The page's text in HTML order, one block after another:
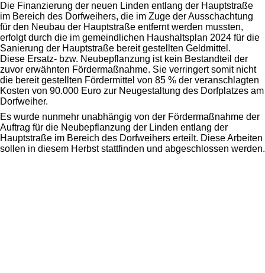
Die Finanzierung der neuen Linden entlang der Hauptstraße
im Bereich des Dorfweihers, die im Zuge der Ausschachtung
für den Neubau der Hauptstraße entfernt werden mussten,
erfolgt durch die im gemeindlichen Haushaltsplan 2024 für die
Sanierung der Hauptstraße bereit gestellten Geldmittel.
Diese Ersatz- bzw. Neubepflanzung ist kein Bestandteil der
zuvor erwähnten Fördermaßnahme. Sie verringert somit nicht
die bereit gestellten Fördermittel von 85 % der veranschlagten
Kosten von 90.000 Euro zur Neugestaltung des Dorfplatzes am
Dorfweiher.
Es wurde nunmehr unabhängig von der Fördermaßnahme der
Auftrag für die Neubepflanzung der Linden entlang der
Hauptstraße im Bereich des Dorfweihers erteilt. Diese Arbeiten
sollen in diesem Herbst stattfinden und abgeschlossen werden.